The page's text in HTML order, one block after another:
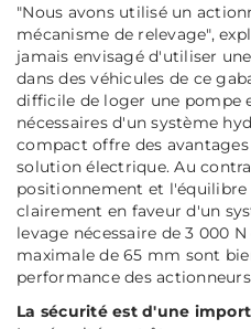
"Nous avons utilisé un
mécanisme de relevage",
jamais envisagé d'utiliser
dans des véhicules de ce
difficile de loger une pompe
nécessaires d'un système
compact offre des
solution électrique. Au
positionnement et
clairement en faveur d'un
levage nécessaire de 3 000
maximale de 65 mm sont
performance des
La sécurité est d'une